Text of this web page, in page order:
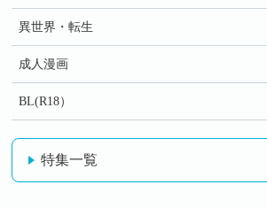
異世界・転生
成人漫画
BL(R18）
特集一覧